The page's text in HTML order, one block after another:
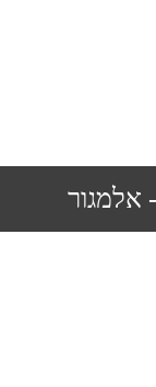
אלמגור